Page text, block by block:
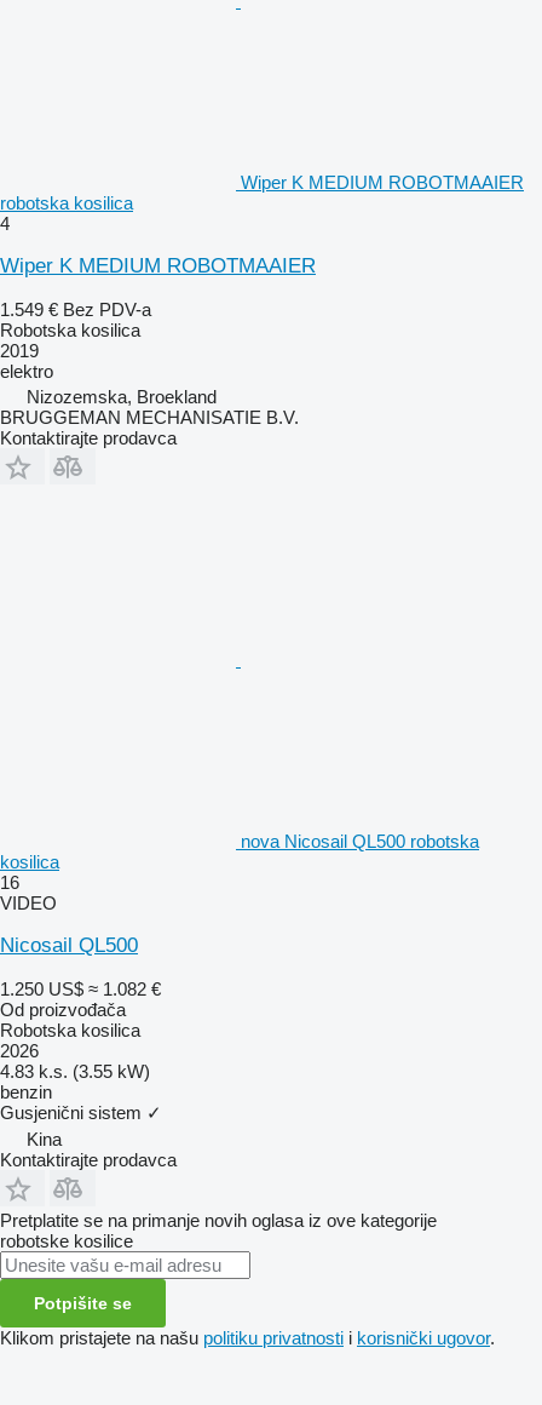
Wiper K MEDIUM ROBOTMAAIER
robotska kosilica
4
Wiper K MEDIUM ROBOTMAAIER
1.549 € Bez PDV-a
Robotska kosilica
2019
elektro
Nizozemska, Broekland
BRUGGEMAN MECHANISATIE B.V.
Kontaktirajte prodavca
nova Nicosail QL500 robotska
kosilica
16
VIDEO
Nicosail QL500
1.250 US$ ≈ 1.082 €
Od proizvođača
Robotska kosilica
2026
4.83 k.s. (3.55 kW)
benzin
Gusjenični sistem ✓
Kina
Kontaktirajte prodavca
Pretplatite se na primanje novih oglasa iz ove kategorije
robotske kosilice
Potpišite se
Klikom pristajete na našu politiku privatnosti i korisnički ugovor.